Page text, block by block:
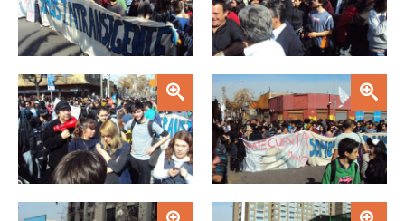
Zoom Zoom
Zoom Zoom